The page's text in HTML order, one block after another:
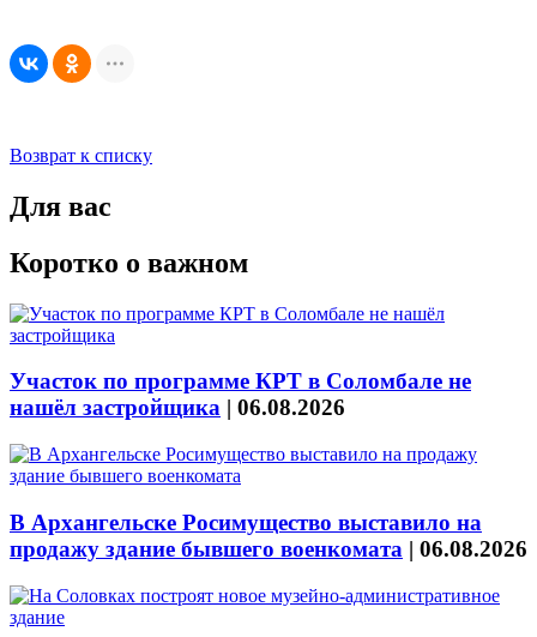
Возврат к списку
Для вас
Коротко о важном
Участок по программе КРТ в Соломбале не
нашёл застройщика | 06.08.2026
В Архангельске Росимущество выставило на
продажу здание бывшего военкомата | 06.08.2026